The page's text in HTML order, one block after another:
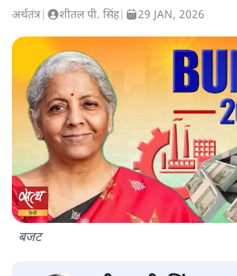
अर्थतंत्र शीतल पी. सिंह| 29 JAN, 2026
बजट